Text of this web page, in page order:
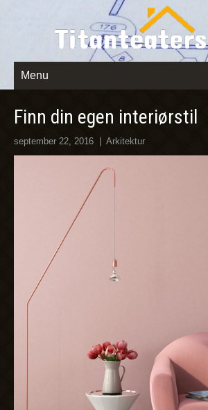
Menu
Finn din egen interiørstil
september 22, 2016 Arkitektur